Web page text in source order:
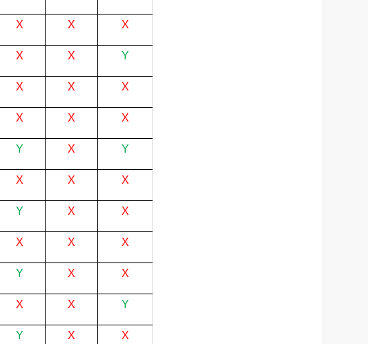
X X X
X X Y
X X X
X X X
Y X Y
X X X
Y X X
X X X
Y X X
X X Y
Y X X